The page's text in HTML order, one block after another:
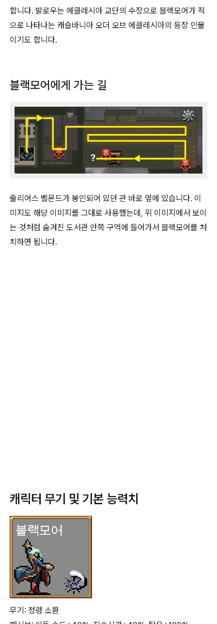
합니다. 발로우는 에클레시아 교단의 수장으로 블랙모어가 적
으로 나타나는 캐슬바니아 오더 오브 에클레시아의 등장 인물
이기도 합니다.
블랙모어에게 가는 길
줄리어스 벨몬드가 봉인되어 있던 관 바로 옆에 있습니다. 이
미지도 해당 이미지를 그대로 사용했는데, 위 이미지에서 보이
는 것처럼 숨겨진 도서관 안쪽 구역에 들어가서 블랙모어를 처
치하면 됩니다.
캐릭터 무기 및 기본 능력치
무기: 정령 소환